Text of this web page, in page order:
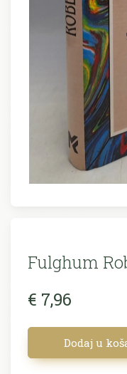
Fulghum
€ 7,96
Dodaj u